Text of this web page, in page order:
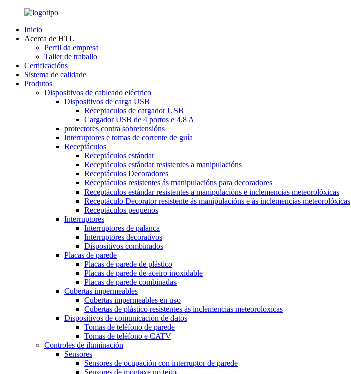
Inicio
Acerca de HTL
Perfil da empresa
Taller de traballo
Certificacións
Sistema de calidade
Produtos
Dispositivos de cableado eléctrico
Dispositivos de carga USB
Receptaculos de cargador USB
Cargador USB de 4 portos e 4,8 A
protectores contra sobretensións
Interruptores e tomas de corrente de guía
Receptáculos
Receptáculos estándar
Receptáculos estándar resistentes a manipulacións
Receptáculos Decoradores
Receptáculos resistentes ás manipulacións para decoradores
Receptáculos estándar resistentes a manipulacións e inclemencias meteorolóxicas
Receptáculo Decorator resistente ás manipulacións e ás inclemencias meteorolóxicas
Receptáculos pequenos
Interruptores
Interruptores de palanca
Interruptores decorativos
Dispositivos combinados
Placas de parede
Placas de parede de plástico
Placas de parede de aceiro inoxidable
Placas de parede combinadas
Cubertas impermeables
Cubertas impermeables en uso
Cubertas de plástico resistentes ás inclemencias meteorolóxicas
Dispositivos de comunicación de datos
Tomas de teléfono de parede
Tomas de teléfono e CATV
Controles de iluminación
Sensores
Sensores de ocupación con interruptor de parede
Sensores de montaxe no teito